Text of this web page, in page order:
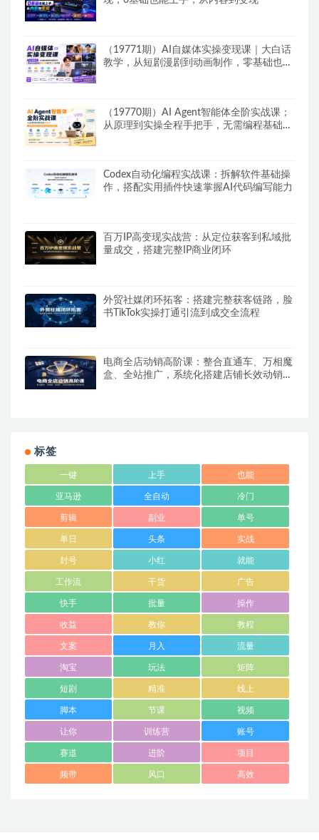
（19771期）AI自媒体实操变现课｜大白话
教学，从短剧漫剧到动画制作，零基础也能
（19770期）AI Agent智能体全阶实战课；
从原理到实操全程手把手，无需编程基础也
Codex自动化编程实战课：拆解软件基础操
作，搭配实用插件快速掌握AI代码编写能力
百万IP高变现实战营：从定位获客到私域批
量成交，搭建完整IP商业闭环
外贸社媒闭环拓客：搭建完整获客链路，脸
书TikTok实操打通引流到成交全流程
电商全店动销高阶课：整合直通车、万相魔
盒、全站推广，系统化搭建店铺长效动销方
标签
一键 上手 也能
亚马逊 全自动 冷门
剪辑 副业 单号
单日 头条 实战
封号 小红 就能
工作流 干货 广告
快手 批量 操作
收益 教你 教程
文案 月入 流量
淘宝 玩法 矩阵
短剧 精准 线上
脚本 节课 视频
让你 训练营 账号
赛道 进阶 项目
频带 风口 高效